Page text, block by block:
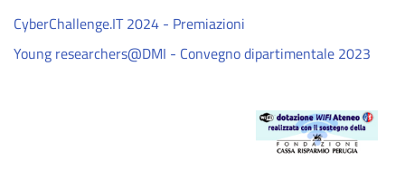
CyberChallenge.IT 2024 - Premiazioni
Young researchers@DMI - Convegno dipartimentale 2023